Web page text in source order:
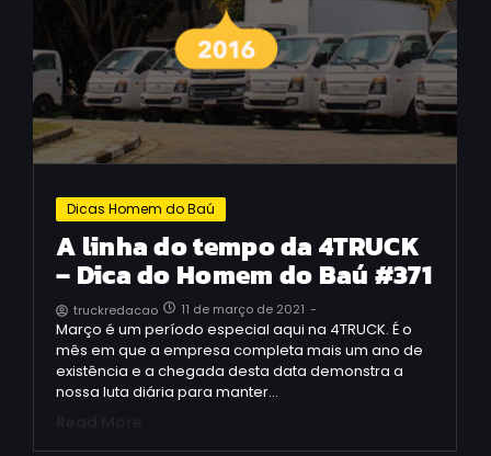
Dicas Homem do Baú
A linha do tempo da 4TRUCK
– Dica do Homem do Baú #371
truckredacao 11 de março de 2021 -
Março é um período especial aqui na 4TRUCK. É o
mês em que a empresa completa mais um ano de
existência e a chegada desta data demonstra a
nossa luta diária para manter…